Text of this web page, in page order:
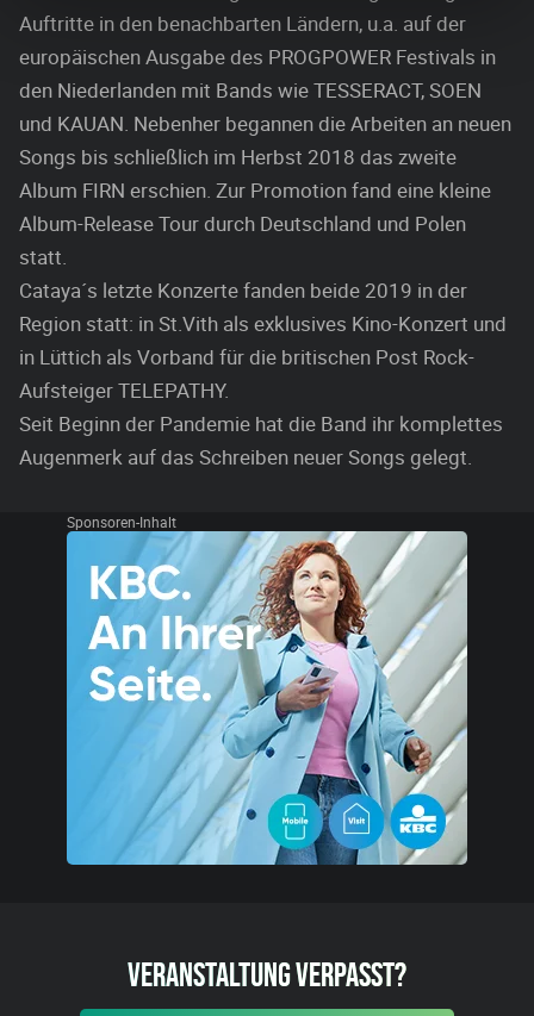
Auftritte in den benachbarten Ländern, u.a. auf der
europäischen Ausgabe des PROGPOWER Festivals in
den Niederlanden mit Bands wie TESSERACT, SOEN
und KAUAN. Nebenher begannen die Arbeiten an neuen
Songs bis schließlich im Herbst 2018 das zweite
Album FIRN erschien. Zur Promotion fand eine kleine
Album-Release Tour durch Deutschland und Polen
statt.
Cataya´s letzte Konzerte fanden beide 2019 in der
Region statt: in St.Vith als exklusives Kino-Konzert und
in Lüttich als Vorband für die britischen Post Rock-
Aufsteiger TELEPATHY.
Seit Beginn der Pandemie hat die Band ihr komplettes
Augenmerk auf das Schreiben neuer Songs gelegt.
Sponsoren-Inhalt
VERANSTALTUNG VERPASST?